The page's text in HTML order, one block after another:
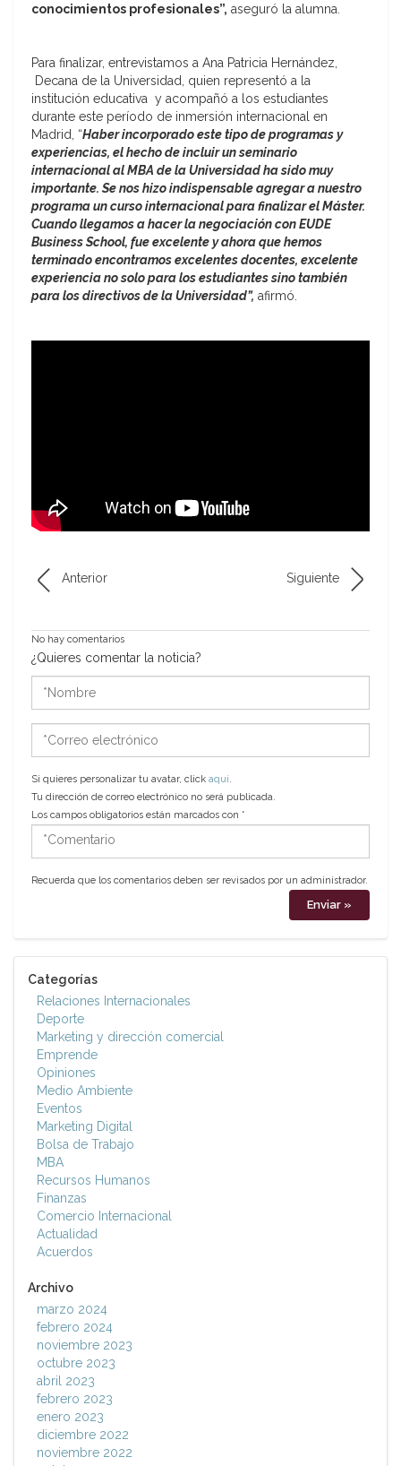
conocimientos profesionales”, aseguró la alumna.
Para finalizar, entrevistamos a Ana Patricia Hernández,
Decana de la Universidad, quien representó a la
institución educativa y acompañó a los estudiantes
durante este período de inmersión internacional en
Madrid, “Haber incorporado este tipo de programas y
experiencias, el hecho de incluir un seminario
internacional al MBA de la Universidad ha sido muy
importante. Se nos hizo indispensable agregar a nuestro
programa un curso internacional para finalizar el Máster.
Cuando llegamos a hacer la negociación con EUDE
Business School, fue excelente y ahora que hemos
terminado encontramos excelentes docentes, excelente
experiencia no solo para los estudiantes sino también
para los directivos de la Universidad”, afirmó.
Anterior Siguiente
No hay comentarios
¿Quieres comentar la noticia?
electrónico
Si quieres personalizar tu avatar, click aquí.
Tu dirección de correo electrónico no será publicada.
Los campos obligatorios están marcados con *
*Comentario
Recuerda que los comentarios deben ser revisados por un administrador.
Categorías
Relaciones Internacionales
Deporte
Marketing y dirección comercial
Emprende
Opiniones
Medio Ambiente
Eventos
Marketing Digital
Bolsa de Trabajo
MBA
Recursos Humanos
Finanzas
Comercio Internacional
Actualidad
Acuerdos
Archivo
marzo 2024
febrero 2024
noviembre 2023
octubre 2023
abril 2023
febrero 2023
enero 2023
diciembre 2022
noviembre 2022